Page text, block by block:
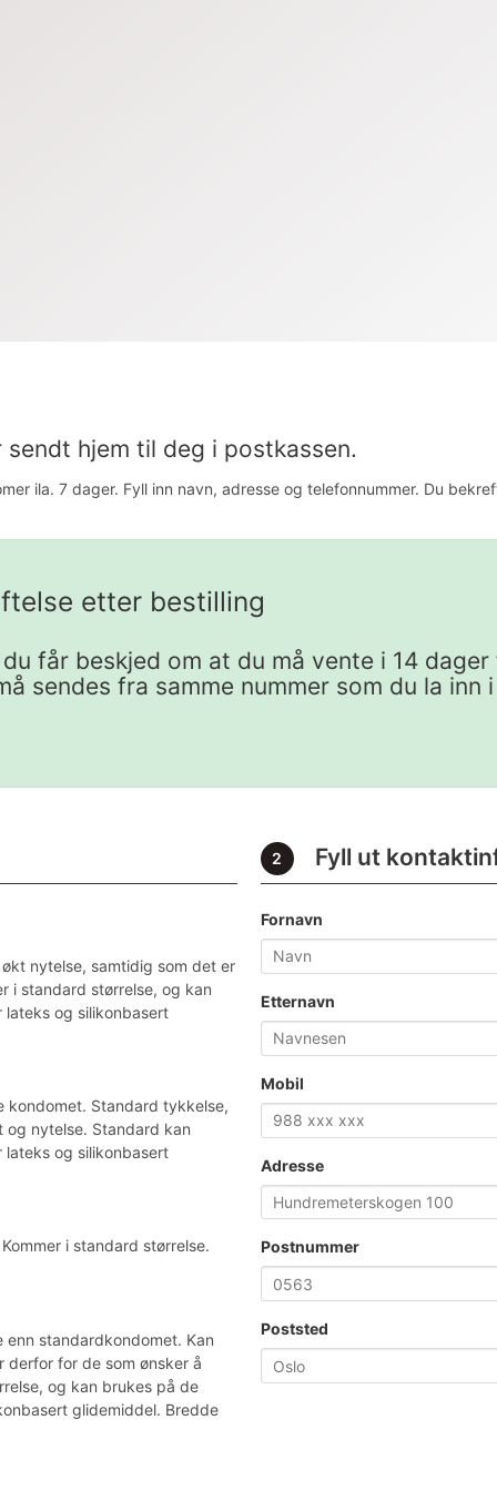
hjem til deg i postkassen.
ila. 7 dager. Fyll inn navn, adresse og telefonnummer. Du
etter bestilling
får beskjed om at du må vente i 14
sendes fra samme nummer som du la inn
nytelse, samtidig som det er
i standard størrelse, og kan
lateks og silikonbasert
Standard tykkelse,
nytelse. Standard kan
lateks og silikonbasert
i standard størrelse.
standardkondomet. Kan
derfor for de som ønsker å
og kan brukes på de
glidemiddel. Bredde
2 Fyll ut
Fornavn
Etternavn
Mobil
Adresse
Postnummer
Poststed